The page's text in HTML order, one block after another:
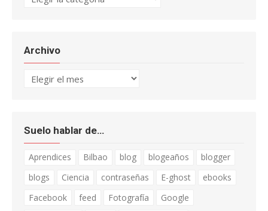
Archivo
Archivo
Suelo hablar de…
Aprendices Bilbao blog blogeaños
blogger
blogs
Ciencia contraseñas E-ghost
ebooks
Facebook
feed Fotografía
Google